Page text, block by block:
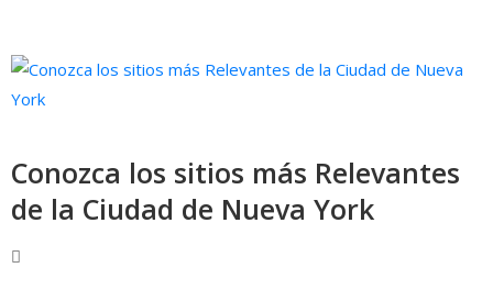
Conozca los sitios más Relevantes
de la Ciudad de Nueva York